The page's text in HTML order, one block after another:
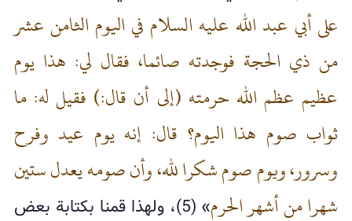
على أبي عبد الله عليه السلام في اليوم الثامن عشر
من ذي الحجة فوجدته صائما، فقال لي: هذا يوم
عظيم عظم الله حرمته (إلى أن قال:) فقيل له: ما
ثواب صوم هذا اليوم؟ قال: إنه يوم عيد وفرح
وسرور، ويوم صوم شكرا لله، وأن صومه يعدل ستين
شهرا من أشهر الحرم
» (5)، ولهذا قمنا بكتابة بعض